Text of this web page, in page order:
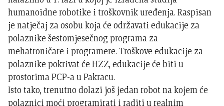
humanoidne robotike i troškovnik uređenja. Raspisan
je natječaj za osobu koja će održavati edukacije za
polaznike šestomjesečnog programa za
mehatroničare i programere. Troškove edukacije za
polaznike pokrivat će HZZ, edukacije će biti u
prostorima PCP-a u Pakracu.
Isto tako, trenutno dolazi još jedan robot na kojem će
polaznici moći programirati i raditi u realnim